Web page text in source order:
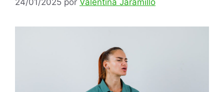
24/01/2025 por Valentina Jaramillo